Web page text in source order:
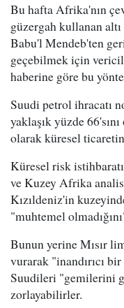
Bu hafta Afrika'nın
güzergah kullanan
Babu'l Mendeb'ten
geçebilmek için
haberine göre bu
Suudi petrol ihracatı
yaklaşık yüzde
olarak küresel
Küresel risk
ve Kuzey Afrika
Kızıldeniz'in
"muhtemel
Bunun yerine Mısır
vurarak "inandırıcı
Suudileri "gemilerini
zorlayabilirler.